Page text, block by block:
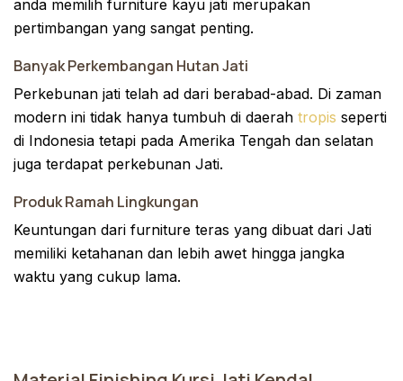
anda memilih furniture kayu jati merupakan
pertimbangan yang sangat penting.
Banyak Perkembangan Hutan Jati
Perkebunan jati telah ad dari berabad-abad. Di zaman
modern ini tidak hanya tumbuh di daerah tropis seperti
di Indonesia tetapi pada Amerika Tengah dan selatan
juga terdapat perkebunan Jati.
Produk Ramah Lingkungan
Keuntungan dari furniture teras yang dibuat dari Jati
memiliki ketahanan dan lebih awet hingga jangka
waktu yang cukup lama.